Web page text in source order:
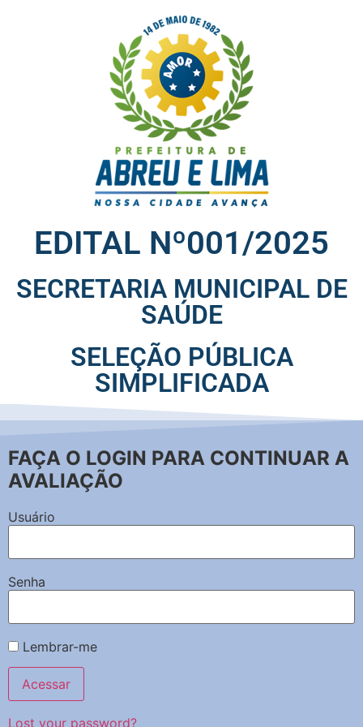
EDITAL Nº001/2025
SECRETARIA MUNICIPAL DE
SAÚDE
SELEÇÃO PÚBLICA
SIMPLIFICADA
FAÇA O LOGIN PARA CONTINUAR A
AVALIAÇÃO
Usuário
Senha
Lembrar-me
Lost your password?